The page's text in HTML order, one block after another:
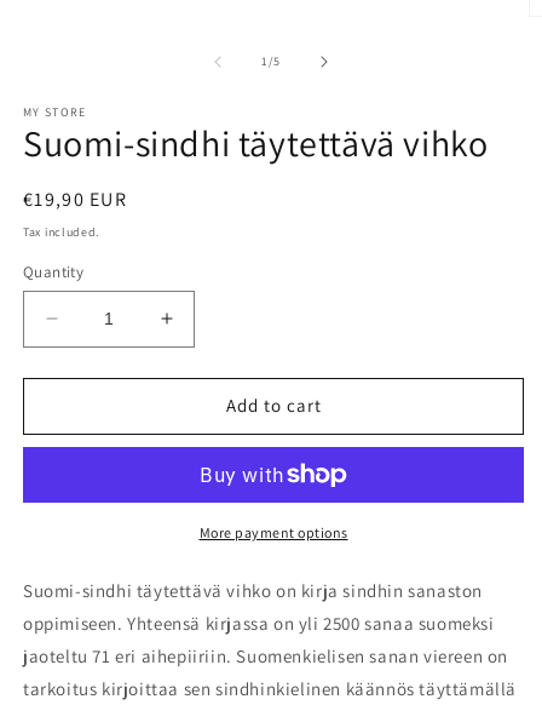
1/of
5
MY STORE
Suomi-sindhi täytettävä vihko
Regular
price
€19,90 EUR
Tax included.
Quantity
Decrease
quantity
for
sindhi
Increase
quantity
for
Suomi-
sindhi
vihko
Add to cart
More payment options
Suomi-sindhi täytettävä vihko on kirja sindhin sanaston
oppimiseen. Yhteensä kirjassa on yli 2500 sanaa suomeksi
jaoteltu 71 eri aihepiiriin. Suomenkielisen sanan viereen on
tarkoitus kirjoittaa sen sindhinkielinen käännös täyttämällä